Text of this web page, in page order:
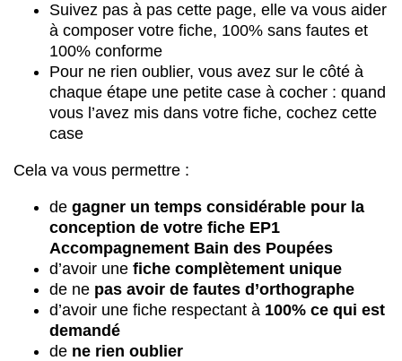
Suivez pas à pas cette page, elle va vous aider
à composer votre fiche, 100% sans fautes et
100% conforme
Pour ne rien oublier, vous avez sur le côté à
chaque étape une petite case à cocher : quand
vous l’avez mis dans votre fiche, cochez cette
case
Cela va vous permettre :
de gagner un temps considérable pour la
conception de votre fiche EP1
Accompagnement Bain des Poupées
d’avoir une fiche complètement unique
de ne pas avoir de fautes d’orthographe
d’avoir une fiche respectant à 100% ce qui est
demandé
de ne rien oublier